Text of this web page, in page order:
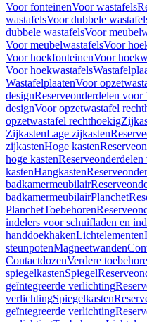
Voor fonteinenVoor wastafels
wastafelsVoor dubbele
dubbele wastafelsVoor
Voor meubelwastafelsVoor
Voor hoekfonteinenVoor
Voor hoekwastafels
WastafelplaatenVoor
designReserveonderdelen
designVoor opzetwastafel
opzetwastafel rechthoekig
ZijkastenLage zijkasten
zijkastenHoge kasten
hoge kasten
kastenHangkasten
badkamermeubilair
badkamermeubilairPlanchet
PlanchetToebehoren
indelers voor schuifladen en
handdoekhakenLichtelementen
steunpotenMagneetwanden
ContactdozenVerdere
spiegelkastenSpiegel
geïntegreerde verlichting
verlichtingSpiegelkasten
geïntegreerde verlichting